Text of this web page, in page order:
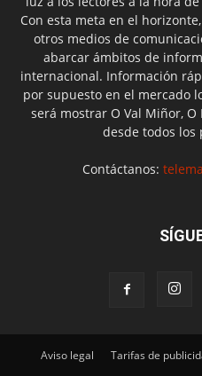
Con esta meta en el
otros medios de
abarcar ámbitos de
internacional. Información
por supuesto en el mercado
será mostrar O Val Miñor, O
desde todos los
Contáctanos:
Aviso legal Tarifas de